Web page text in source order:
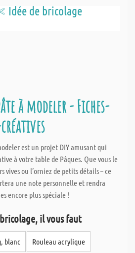
Idée de bricolage
à modeler - Fiches-
est un projet DIY amusant qui
à votre table de Pâques. Que vous le
vives ou l’orniez de petits détails – ce
une note personnelle et rendra
encore plus spéciale !
il vous faut
blanc Rouleau acrylique